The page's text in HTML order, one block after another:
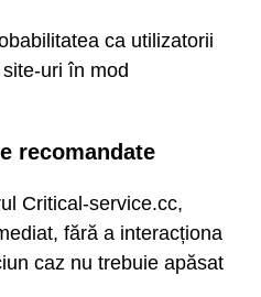
ca utilizatorii
uri în mod
recomandate
Critical-service.cc,
fără a interacționa
caz nu trebuie apăsat